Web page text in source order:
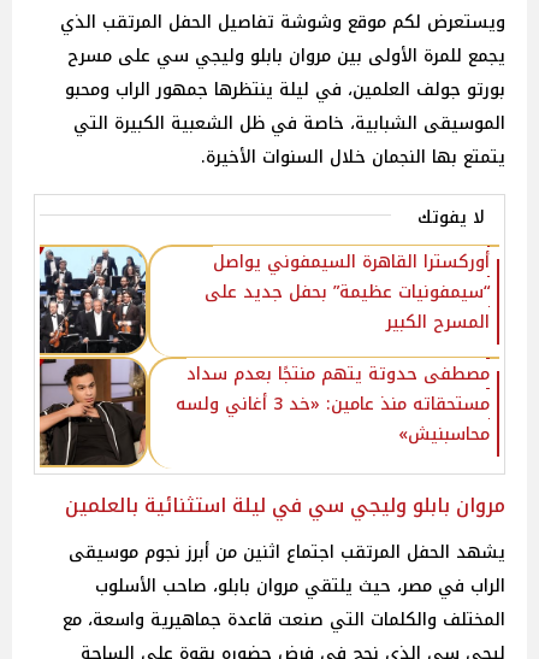
ويستعرض لكم موقع وشوشة تفاصيل الحفل المرتقب الذي
يجمع للمرة الأولى بين مروان بابلو وليجي سي على مسرح
بورتو جولف العلمين، في ليلة ينتظرها جمهور الراب ومحبو
الموسيقى الشبابية، خاصة في ظل الشعبية الكبيرة التي
يتمتع بها النجمان خلال السنوات الأخيرة.
لا يفوتك
أوركسترا القاهرة السيمفوني يواصل
“سيمفونيات عظيمة” بحفل جديد على
المسرح الكبير
مصطفى حدوتة يتهم منتجًا بعدم سداد
مستحقاته منذ عامين: «خد 3 أغاني ولسه
محاسبنيش»
مروان بابلو وليجي سي في ليلة استثنائية بالعلمين
يشهد الحفل المرتقب اجتماع اثنين من أبرز نجوم موسيقى
الراب في مصر، حيث يلتقي مروان بابلو، صاحب الأسلوب
المختلف والكلمات التي صنعت قاعدة جماهيرية واسعة، مع